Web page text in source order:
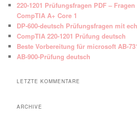
220-1201 Prüfungsfragen PDF –
CompTIA A+ Core 1
DP-600-deutsch Prüfungsfragen mit
CompTIA 220-1201 Prüfung deutsch
Beste Vorbereitung für microsoft AB-
AB-900-Prüfung deutsch
LETZTE KOMMENTARE
ARCHIVE